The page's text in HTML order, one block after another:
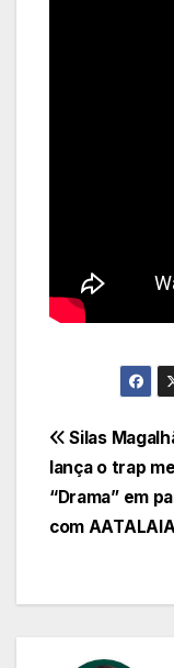
de
Post
Silas
lança o trap
“Drama” em
com